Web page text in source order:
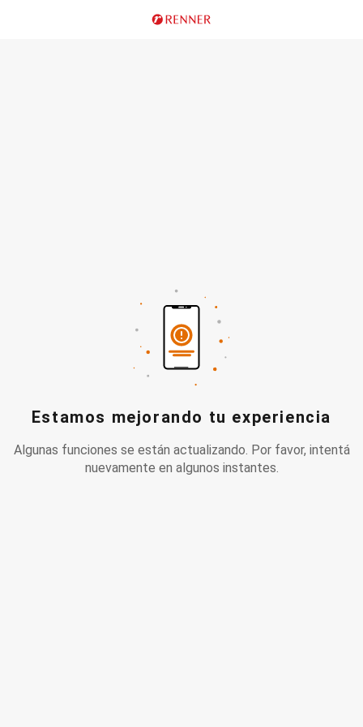
Estamos mejorando tu experiencia
Algunas funciones se están actualizando. Por favor, intentá
nuevamente en algunos instantes.